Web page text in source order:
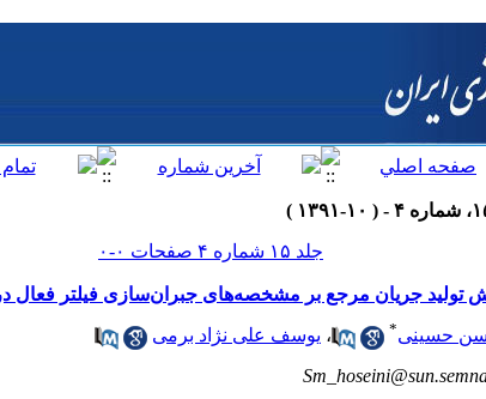
جلد ۱۵ شماره ۴ صفحات ۰-۰
تولید جریان مرجع بر مشخصه‌های جبران‌سازی فیلتر
حسینی* ، یوسف علی نژاد برمی